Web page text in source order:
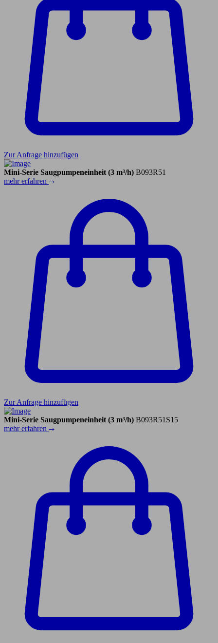
Zur Anfrage hinzufügen
Mini-Serie Saugpumpeneinheit (3 m³/h) B093R51
mehr erfahren
Zur Anfrage hinzufügen
Mini-Serie Saugpumpeneinheit (3 m³/h) B093R51S15
mehr erfahren